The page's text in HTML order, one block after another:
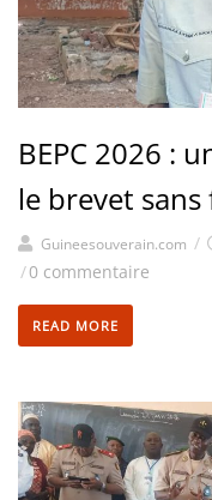
BEPC 2026 :
le brevet
Guineesouverain.com /
/0 commentaire
READ MORE